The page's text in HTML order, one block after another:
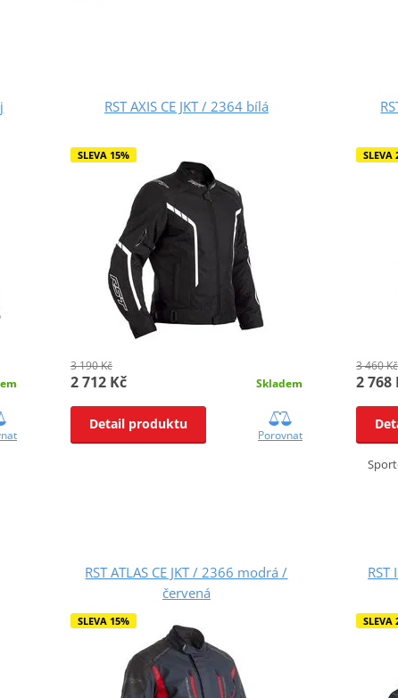
RST AXIS CE JKT / 2364 bílá
SLEVA 15%
3 190 Kč
2 712 Kč Skladem
Detail produktu
Porovnat
SLEVA
3 460 Kč
2 768
RST ATLAS CE JKT / 2366 modrá /
červená
SLEVA 15%
RST
SLEVA